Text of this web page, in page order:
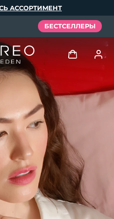
АССОРТИМЕНТ
БЕСТСЕЛЛЕРЫ
Войти
пользователя
Мои приборы
Мои заказы
Мои адреса
Мои подписки
Elixir
Set
Español
Português
Русский
繁體中文